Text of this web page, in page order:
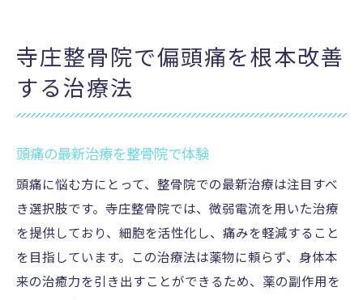
寺庄整骨院で偏頭痛を根本改善
する治療法
頭痛の最新治療を整骨院で体験
頭痛に悩む方にとって、整骨院での最新治療は注目すべ
き選択肢です。寺庄整骨院では、微弱電流を用いた治療
を提供しており、細胞を活性化し、痛みを軽減すること
を目指しています。この治療法は薬物に頼らず、身体本
来の治癒力を引き出すことができるため、薬の副作用を